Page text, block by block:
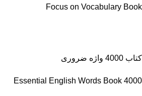
Focus on Vocabulary Book
کتاب 4000 واژه ضروری
4000 Essential English Words Book